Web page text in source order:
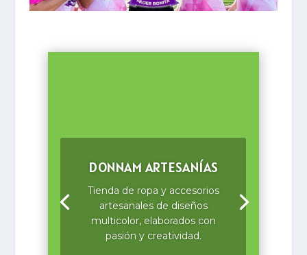
DONNAM ARTESANÍAS
Tienda de ropa y accesorios
artesanales de diseños
multicolor, elaborados con
pasión y creatividad.